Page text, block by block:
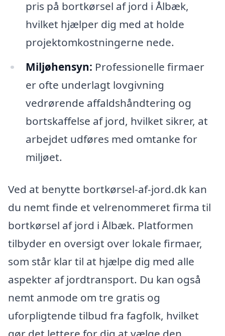
pris på bortkørsel af jord i Ålbæk,
hvilket hjælper dig med at holde
projektomkostningerne nede.
Miljøhensyn: Professionelle firmaer
er ofte underlagt lovgivning
vedrørende affaldshåndtering og
bortskaffelse af jord, hvilket sikrer, at
arbejdet udføres med omtanke for
miljøet.
Ved at benytte bortkørsel-af-jord.dk kan
du nemt finde et velrenommeret firma til
bortkørsel af jord i Ålbæk. Platformen
tilbyder en oversigt over lokale firmaer,
som står klar til at hjælpe dig med alle
aspekter af jordtransport. Du kan også
nemt anmode om tre gratis og
uforpligtende tilbud fra fagfolk, hvilket